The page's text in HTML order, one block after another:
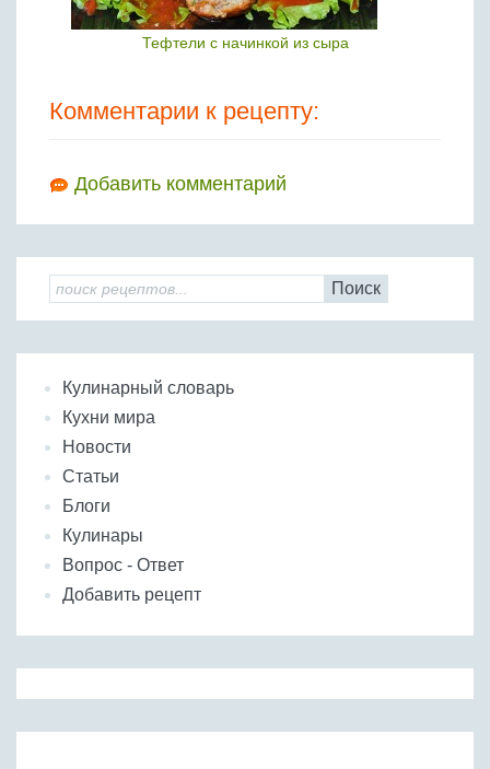
Тефтели с начинкой из сыра
Комментарии к рецепту:
Добавить комментарий
Поиск
Кулинарный словарь
Кухни мира
Новости
Статьи
Блоги
Кулинары
Вопрос - Ответ
Добавить рецепт